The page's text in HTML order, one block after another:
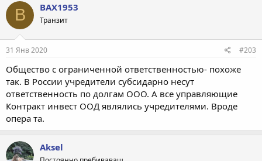
B BAX1953
Транзит
31 Янв 2020 #203
Общество с ограниченной ответственностью- похоже
так. В России учредители субсидарно несут
ответственность по долгам ООО. А все управляющие
Контракт инвест ООД являлись учредителями. Вроде
опера та.
Aksel